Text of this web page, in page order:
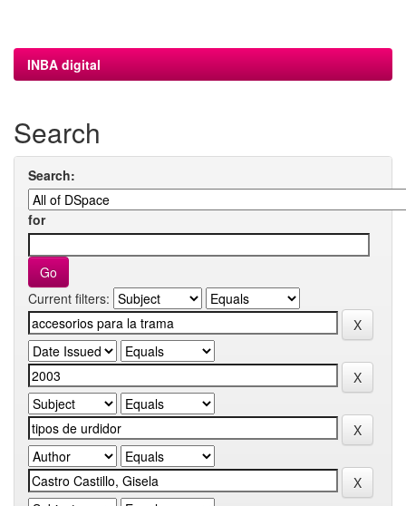
INBA digital
Search
Search:
for
Current filters: